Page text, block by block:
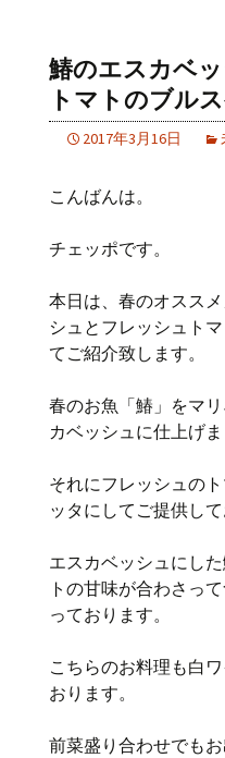
鰆のエスカベ
トマトのブル
2017年3月16日
こんばんは。
チェッポです。
本日は、春のオスス
シュとフレッシュト
てご紹介致します。
春のお魚「鰆」をマ
カベッシュに仕上げま
それにフレッシュの
ッタにしてご提供して
エスカベッシュにし
トの甘味が合わさっ
っております。
こちらのお料理も白
おります。
前菜盛り合わせでも